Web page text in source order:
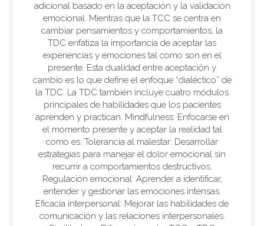
adicional basado en la aceptación y la validación
emocional. Mientras que la TCC se centra en
cambiar pensamientos y comportamientos, la
TDC enfatiza la importancia de aceptar las
experiencias y emociones tal como son en el
presente. Esta dualidad entre aceptación y
cambio es lo que define el enfoque “dialéctico” de
la TDC. La TDC también incluye cuatro módulos
principales de habilidades que los pacientes
aprenden y practican: Mindfulness: Enfocarse en
el momento presente y aceptar la realidad tal
como es. Tolerancia al malestar: Desarrollar
estrategias para manejar el dolor emocional sin
recurrir a comportamientos destructivos.
Regulación emocional: Aprender a identificar,
entender y gestionar las emociones intensas.
Eficacia interpersonal: Mejorar las habilidades de
comunicación y las relaciones interpersonales.